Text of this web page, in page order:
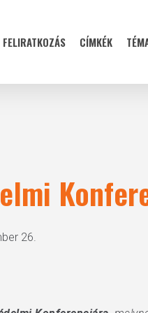
FELIRATKOZÁS CÍMKÉK
26.